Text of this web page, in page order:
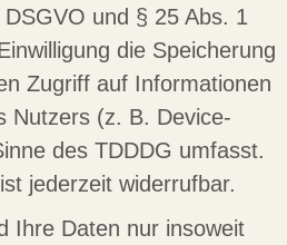
und § 25 Abs. 1
die Speicherung
Zugriff auf Informationen
Nutzers (z. B. Device-
des TDDDG umfasst.
jederzeit widerrufbar.
Ihre Daten nur insoweit